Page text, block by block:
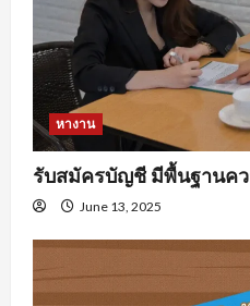
หางาน
รับสมัครบัญชี มีพื้นฐานค
June 13, 2025